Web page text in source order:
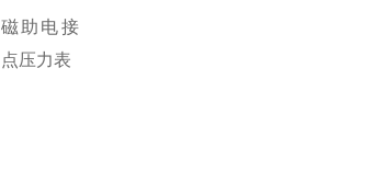
磁助电接
点压力表